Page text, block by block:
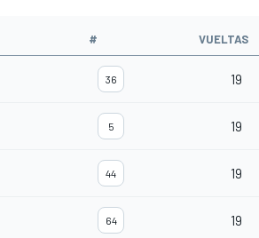
# VUELTAS
36 19
5 19
44 19
64 19